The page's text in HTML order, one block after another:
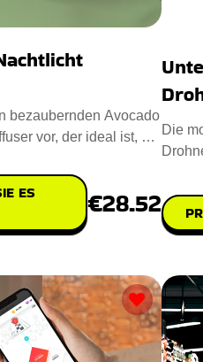
bezaubernden Avocado
vor, der ideal ist, um
ES
€28.52
Die